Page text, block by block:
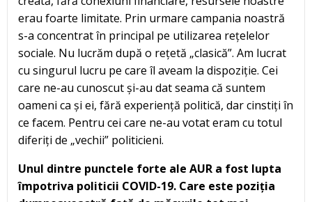
erau foarte limitate. Prin urmare campania noastră
s-a concentrat în principal pe utilizarea rețelelor
sociale. Nu lucrăm după o rețetă „clasică”. Am lucrat
cu singurul lucru pe care îl aveam la dispoziție. Cei
care ne-au cunoscut și-au dat seama că suntem
oameni ca și ei, fără experiență politică, dar cinstiți în
ce facem. Pentru cei care ne-au votat eram cu totul
diferiți de „vechii” politicieni.
Unul dintre punctele forte ale AUR a fost lupta
împotriva politicii COVID-19. Care este poziția